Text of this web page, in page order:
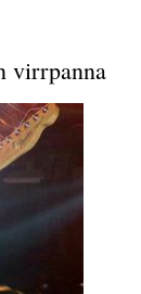
virrpanna